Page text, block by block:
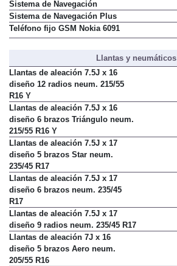
Sistema de Navegación
Sistema de Navegación Plus
Teléfono fijo GSM Nokia 6091
Llantas y neumáticos
Llantas de aleación 7.5J x 16
diseño 12 radios neum. 215/55
R16 Y
Llantas de aleación 7.5J x 16
diseño 6 brazos Triángulo neum.
215/55 R16 Y
Llantas de aleación 7.5J x 17
diseño 5 brazos Star neum.
235/45 R17
Llantas de aleación 7.5J x 17
diseño 6 brazos neum. 235/45
R17
Llantas de aleación 7.5J x 17
diseño 9 radios neum. 235/45 R17
Llantas de aleación 7J x 16
diseño 5 brazos Aero neum.
205/55 R16